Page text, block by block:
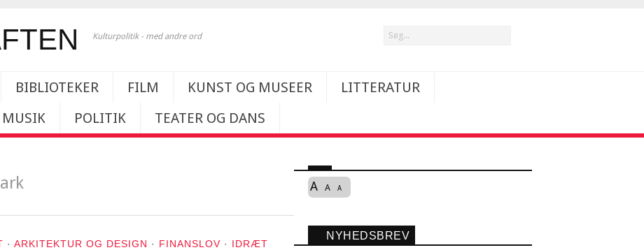
Kulturpolitik - med andre ord
BIBLIOTEKER FILM KUNST OG MUSEER
LITTERATUR
MUSIK POLITIK TEATER OG DANS
· ARKITEKTUR OG DESIGN · FINANSLOV · IDRÆT
A A A
NYHEDSBREV